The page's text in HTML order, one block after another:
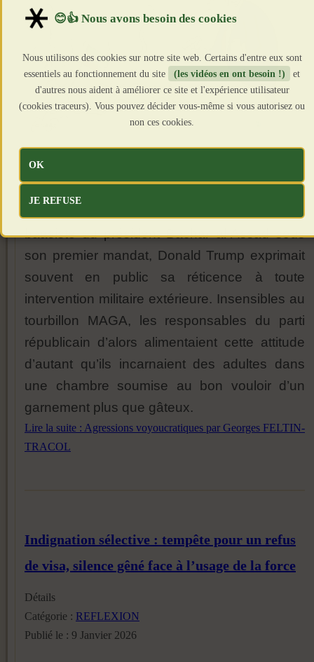
Finies les spéculations oiseuses ! Les
masques tombent enfin ! En dépit de quelques
frappes inacceptables contre la Syrie néo-
baasiste du président Bachar al-Assad sous
son premier mandat, Donald Trump exprimait
souvent en public sa réticence à toute
intervention militaire extérieure. Insensibles au
tourbillon MAGA, les responsables du parti
républicain d’alors alimentaient cette attitude
d’autant qu’ils incarnaient des adultes dans
une chambre soumise au bon vouloir d’un
garnement plus que gâteux.
Lire la suite : Agressions voyoucratiques par Georges FELTIN-
TRACOL
Indignation sélective : tempête pour un refus
de visa, silence gêné face à l’usage de la force
Détails
Catégorie : REFLEXION
Publié le : 9 Janvier 2026
Nous utilisons des cookies sur notre site web. Certains d'entre eux sont
essentiels au fonctionnement du site
(les vidéos en ont besoin !)
et
d'autres nous aident à améliorer ce site et l'expérience utilisateur
(cookies traceurs). Vous pouvez décider vous-même si vous autorisez ou
non ces cookies.
OK
JE REFUSE